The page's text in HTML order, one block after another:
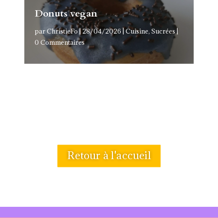
Donuts vegan
parChristieFo|28/04/2026|Cuisine, Sucrées|
0 Commentaires
Retour à l'accueil